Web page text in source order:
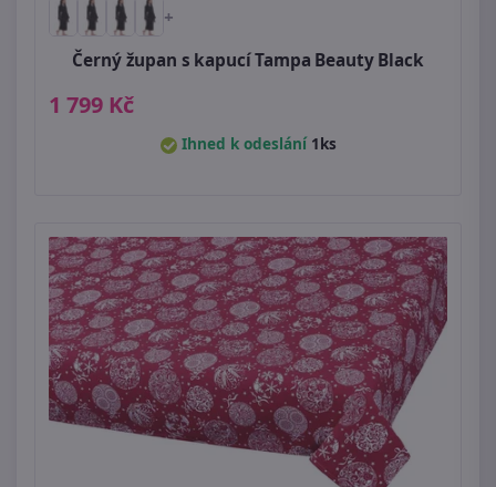
+
Černý župan s kapucí Tampa Beauty Black
1 799 Kč
Ihned k odeslání 1ks